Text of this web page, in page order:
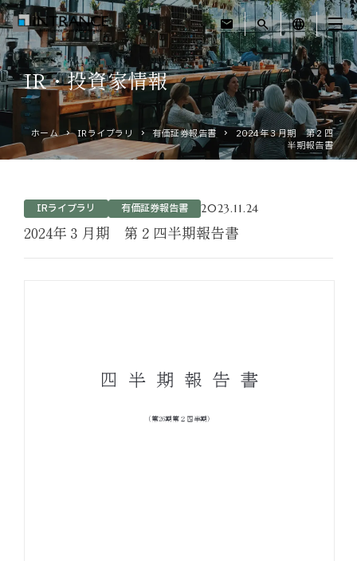
mail search language
トップ
企業情報
運営ホテル
IR・投資家情報
ホーム IRライブラリ 有価証券報告書
2024年３月期 第２四
半期報告書
IRライブラリ 有価証券報告書 2023.11.24
2024年３月期 第２四半期報告書